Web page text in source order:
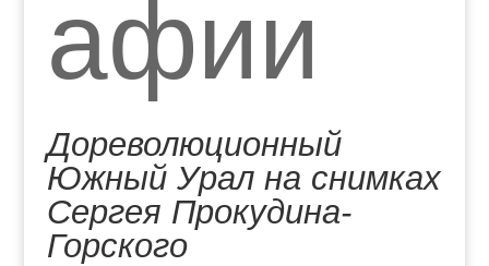
афии
Дореволюционный
Южный Урал на снимках
Сергея Прокудина-
Горского